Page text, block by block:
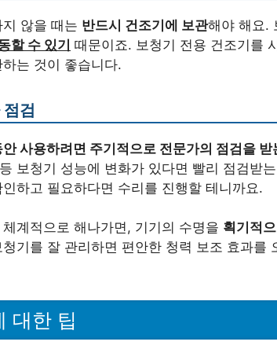
않을 때는 반드시 건조기에 보관해야 해요.
할 수 있기 때문이죠. 보청기 전용 건조기를
는 것이 좋습니다.
검
사용하려면 주기적으로 전문가의 점검을 받
보청기 성능에 변화가 있다면 빨리 점검받
하고 필요하다면 수리를 진행할 테니까요.
계적으로 해나가면, 기기의 수명을 획기적
기를 잘 관리하면 편안한 청력 보조 효과를
대한 팁